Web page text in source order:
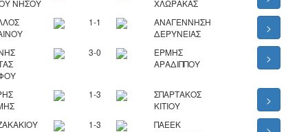
ΝΗΣΟΥ
ΧΛΩΡΑΚΑΣ
1-1
ΑΝΑΓΕΝΝΗΣΗ
ΔΕΡΥΝΕΙΑΣ
>
3-0
ΕΡΜΗΣ
ΑΡΑΔΙΠΠΟΥ
>
1-3
ΣΠΑΡΤΑΚΟΣ
ΚΙΤΙΟΥ
>
1-3
ΠΑΕΕΚ